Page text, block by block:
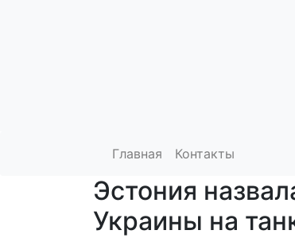
Главная Контакты
Эстония
Украины на